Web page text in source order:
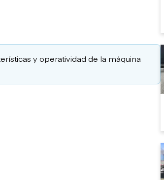
y operatividad de la máquina